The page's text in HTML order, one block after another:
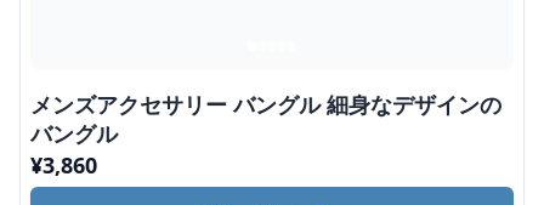
メンズアクセサリー バングル 細身なデザインの
バングル
¥3,860